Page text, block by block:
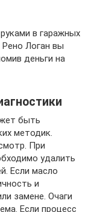
в гаражных
Рено Логан вы
деньги на
быть
методик.
При
удалить
Если масло
и
замене. Очаги
Если процесс